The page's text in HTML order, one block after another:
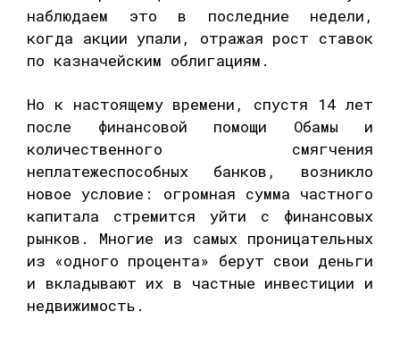
наблюдаем это в последние недели,
когда акции упали, отражая рост ставок
по казначейским облигациям.
Но к настоящему времени, спустя 14 лет
после финансовой помощи Обамы и
количественного смягчения
неплатежеспособных банков, возникло
новое условие: огромная сумма частного
капитала стремится уйти с финансовых
рынков. Многие из самых проницательных
из «одного процента» берут свои деньги
и вкладывают их в частные инвестиции и
недвижимость.